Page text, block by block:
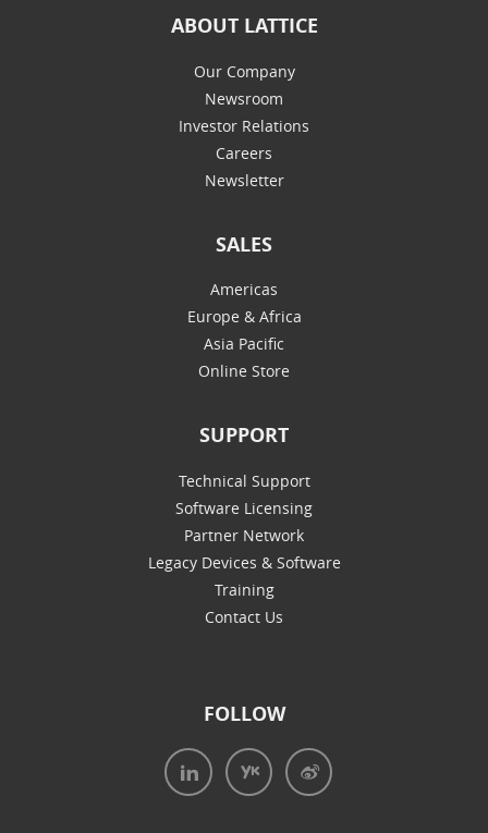
ABOUT LATTICE
Our Company
Newsroom
Investor Relations
Careers
Newsletter
SALES
Americas
Europe & Africa
Asia Pacific
Online Store
SUPPORT
Technical Support
Software Licensing
Partner Network
Legacy Devices & Software
Training
Contact Us
FOLLOW